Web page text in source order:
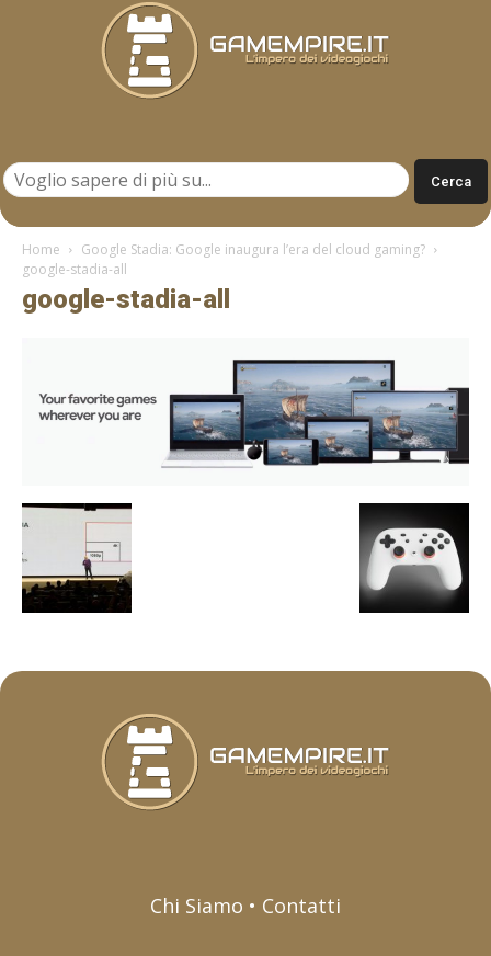
Home
Google Stadia: Google inaugura l’era del cloud gaming?
google-stadia-all
google-stadia-all
Chi Siamo • Contatti